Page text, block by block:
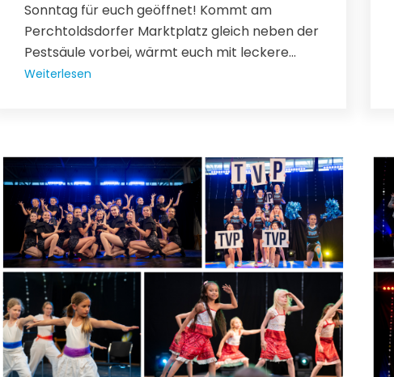
Sonntag für euch geöffnet! Kommt am
Perchtoldsdorfer Marktplatz gleich neben der
Pestsäule vorbei, wärmt euch mit leckere...
Weiterlesen